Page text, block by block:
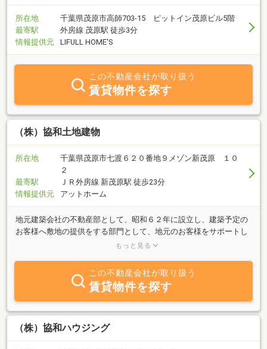
所在地
千葉県茂原市高師703-15 ピットイン茂原ビル5階
最寄駅
外房線 茂原駅 徒歩3分
情報提供元
LIFULL HOME'S
この不動産会社が取り扱う
賃貸物件を探す
（株）協和土地建物
所在地
千葉県茂原市七渡６２０番地９メゾン新茂原 １０
２
最寄駅
ＪＲ外房線 新茂原駅 徒歩23分
情報提供元
アットホーム
地元建築会社の不動産部として、昭和６２年に設立し、建築予定の
お客様へ敷地の提供をする部門として、地元のお客様をサポートし
て参りました。現在は、地元のお客様のサポートはもとより、自社
ています。又、建築会社グループの強みを活かし、住宅のリフォー
ム等も行っております。
もっと見る
この不動産会社が取り扱う
賃貸物件を探す
（株）協和ハウジング